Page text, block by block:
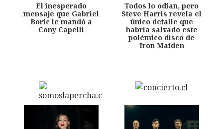
El inesperado
mensaje que Gabriel
Boric le mandó a
Cony Capelli
Todos lo odian, pero
Steve Harris revela el
único detalle que
habría salvado este
polémico disco de
Iron Maiden